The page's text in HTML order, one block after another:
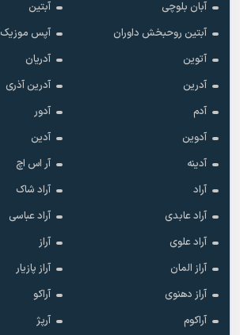
آبان بلوچی
آبتین
آبتین روحبخش داوران
آپس موزیک
آتوین
آدریان
آدرین
آدرین آذری
آدم
آدور
آدوین
آدین
آدینه
آر اس اچ
آراد
آراد شاک
آراد عابدی
آراد عباسی
آراد علوی
آراز
آراز المان
آراز پازیار
آراز دهنوی
آراکو
آراکوم
آرپژ